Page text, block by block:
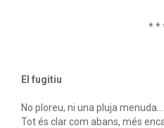
* *
El fugitiu
No ploreu, ni una pluja menuda...
Tot és clar com abans, més